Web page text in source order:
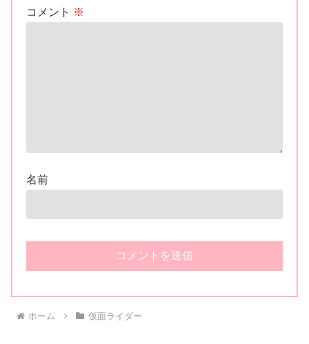
コメント ※
名前
ホーム 仮面ライダー